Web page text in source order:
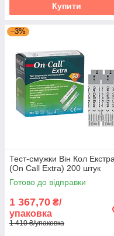
Купити
–3%
Тест-смужки Він Кол Екстра
(On Call Extra) 200 штук
Готово до відправки
1 367,70 ₴/
упаковка
1 410 ₴/упаковка